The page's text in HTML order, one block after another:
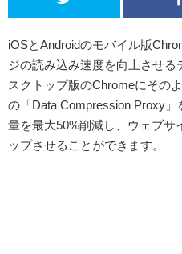
iOSとAndroidのモバイル版
ジの読み込み速度を向上させ
スクトップ版のChromeにその
の「Data Compression Proxy
量を最大50%削減し、ウェブサ
ップさせることができます。